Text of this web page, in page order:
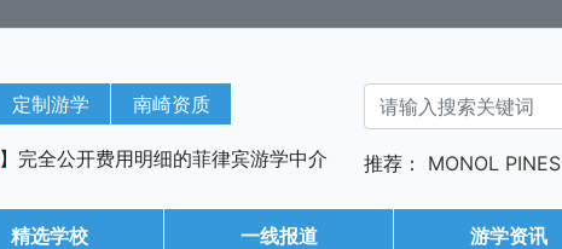
定制游学 南崎资质
】完全公开费用明细的菲律宾游学中介 推荐： MONOL PINES
精选学校 一线报道 游学资讯